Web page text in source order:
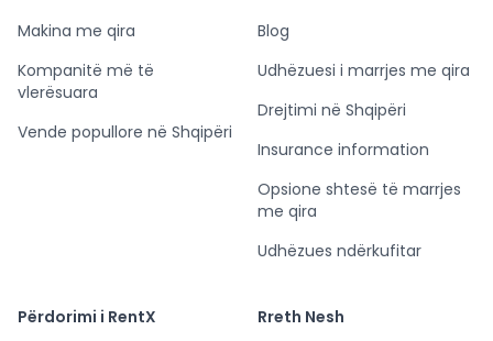
Makina me qira
Kompanitë më të
vlerësuara
Vende popullore në Shqipëri
Blog
Udhëzuesi i marrjes me qira
Drejtimi në Shqipëri
Insurance information
Opsione shtesë të marrjes
me qira
Udhëzues ndërkufitar
Përdorimi i RentX
Rreth Nesh